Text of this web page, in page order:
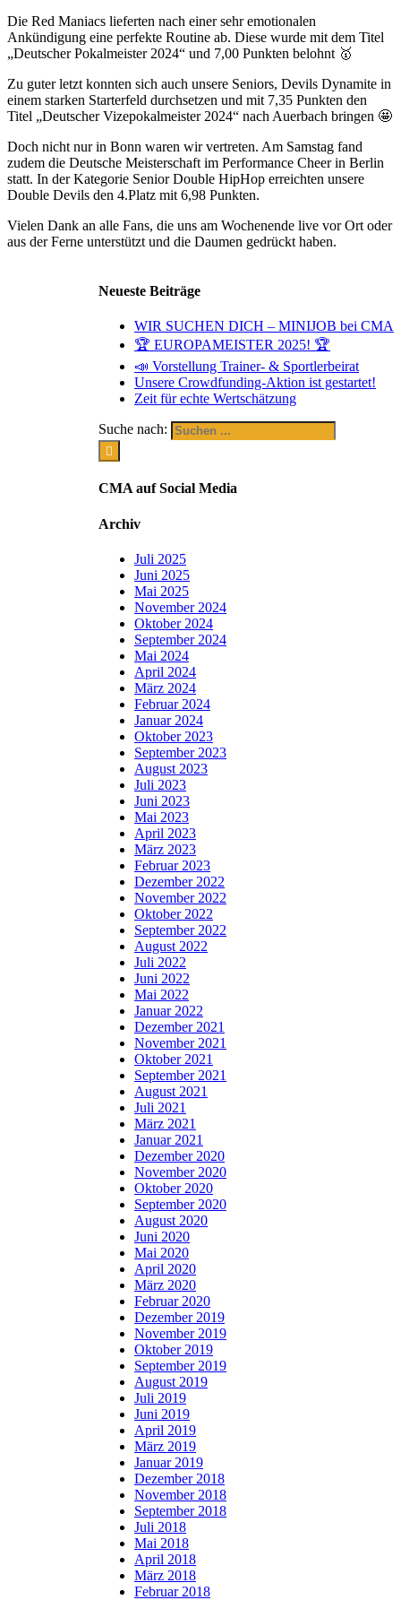
Die Red Maniacs lieferten nach einer sehr emotionalen
Ankündigung eine perfekte Routine ab. Diese wurde mit dem Titel
„Deutscher Pokalmeister 2024“ und 7,00 Punkten belohnt 🥇
Zu guter letzt konnten sich auch unsere Seniors, Devils Dynamite in
einem starken Starterfeld durchsetzen und mit 7,35 Punkten den
Titel „Deutscher Vizepokalmeister 2024“ nach Auerbach bringen 🤩
Doch nicht nur in Bonn waren wir vertreten. Am Samstag fand
zudem die Deutsche Meisterschaft im Performance Cheer in Berlin
statt. In der Kategorie Senior Double HipHop erreichten unsere
Double Devils den 4.Platz mit 6,98 Punkten.
Vielen Dank an alle Fans, die uns am Wochenende live vor Ort oder
aus der Ferne unterstützt und die Daumen gedrückt haben.
Neueste Beiträge
WIR SUCHEN DICH – MINIJOB bei CMA
🏆 EUROPAMEISTER 2025! 🏆
📣 Vorstellung Trainer- & Sportlerbeirat
Unsere Crowdfunding-Aktion ist gestartet!
Zeit für echte Wertschätzung
Suche nach:
CMA auf Social Media
Archiv
Juli 2025
Juni 2025
Mai 2025
November 2024
Oktober 2024
September 2024
Mai 2024
April 2024
März 2024
Februar 2024
Januar 2024
Oktober 2023
September 2023
August 2023
Juli 2023
Juni 2023
Mai 2023
April 2023
März 2023
Februar 2023
Dezember 2022
November 2022
Oktober 2022
September 2022
August 2022
Juli 2022
Juni 2022
Mai 2022
Januar 2022
Dezember 2021
November 2021
Oktober 2021
September 2021
August 2021
Juli 2021
März 2021
Januar 2021
Dezember 2020
November 2020
Oktober 2020
September 2020
August 2020
Juni 2020
Mai 2020
April 2020
März 2020
Februar 2020
Dezember 2019
November 2019
Oktober 2019
September 2019
August 2019
Juli 2019
Juni 2019
April 2019
März 2019
Januar 2019
Dezember 2018
November 2018
September 2018
Juli 2018
Mai 2018
April 2018
März 2018
Februar 2018